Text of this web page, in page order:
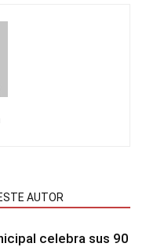
AUTOR
celebra sus 90